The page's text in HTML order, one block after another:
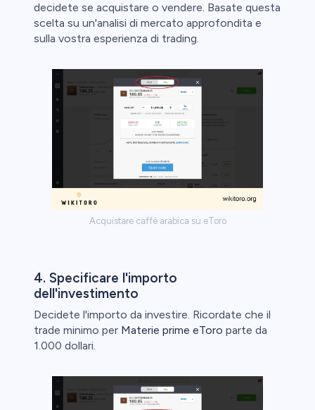
decidete se acquistare o vendere. Basate questa
scelta su un'analisi di mercato approfondita e
sulla vostra esperienza di trading.
Acquistare caffè arabica su eToro
4. Specificare l'importo
dell'investimento
Decidete l'importo da investire. Ricordate che il
trade minimo per Materie prime eToro parte da
1.000 dollari.